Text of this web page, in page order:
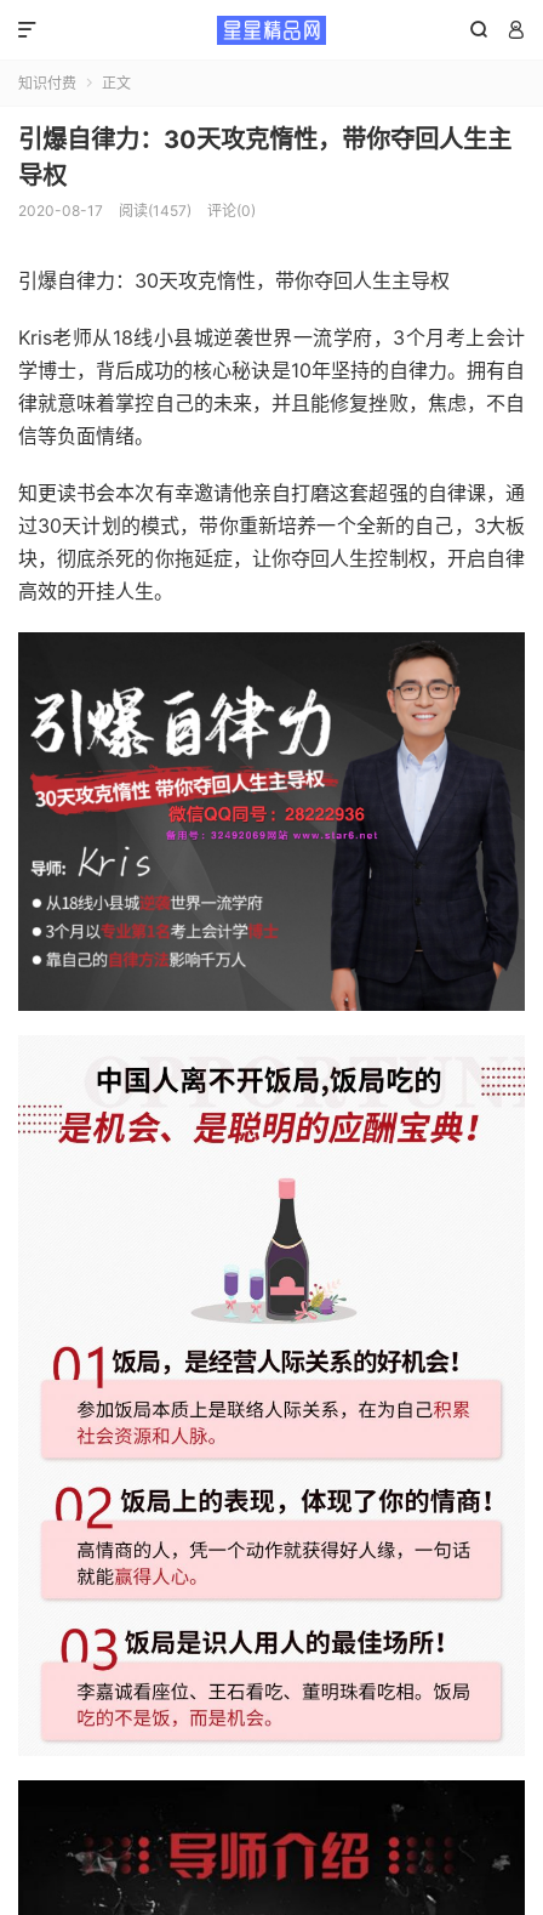
 

知识付费  正文
引爆自律力：30天攻克惰性，带你夺回人生主
导权
2020-08-17 阅读(1457) 评论(0)
引爆自律力：30天攻克惰性，带你夺回人生主导权
Kris老师从18线小县城逆袭世界一流学府，3个月考上会计
学博士，背后成功的核心秘诀是10年坚持的自律力。拥有自
律就意味着掌控自己的未来，并且能修复挫败，焦虑，不自
信等负面情绪。
知更读书会本次有幸邀请他亲自打磨这套超强的自律课，通
过30天计划的模式，带你重新培养一个全新的自己，3大板
块，彻底杀死的你拖延症，让你夺回人生控制权，开启自律
高效的开挂人生。